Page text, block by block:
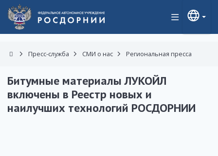
Пресс-служба СМИ о нас Региональная пресса
Битумные материалы ЛУКОЙЛ
включены в Реестр новых и
наилучших технологий РОСДОРНИИ